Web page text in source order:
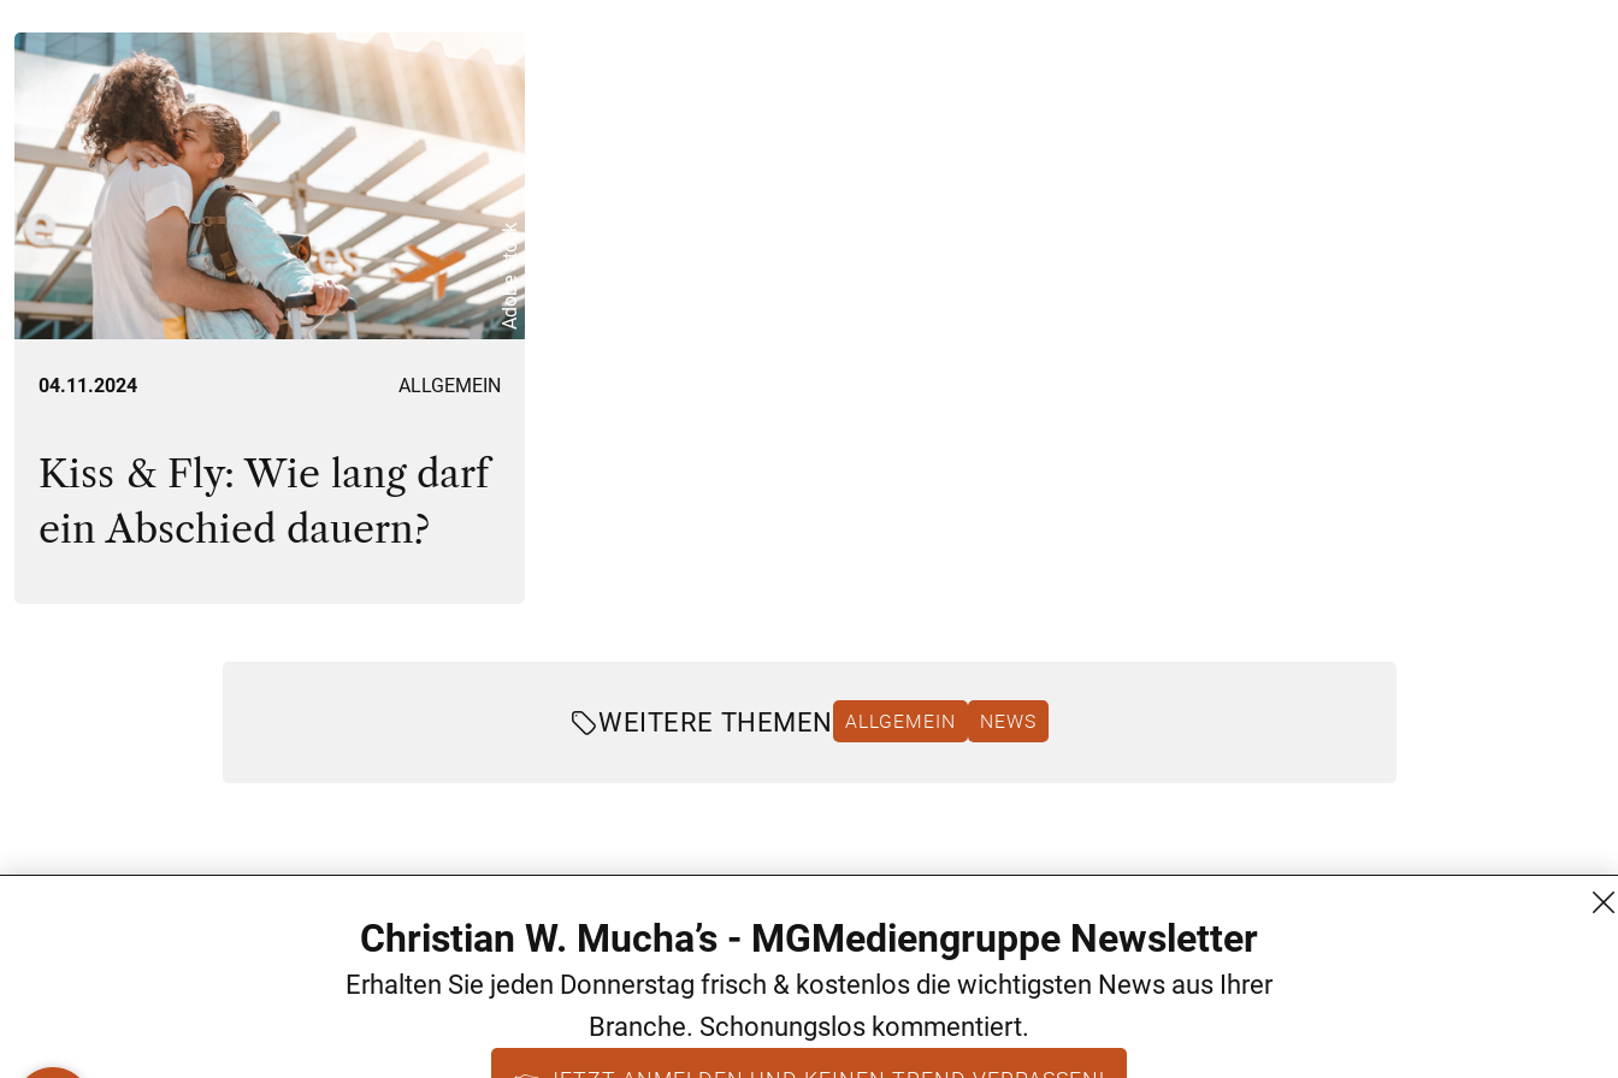
Adobe Stock
04.11.2024 ALLGEMEIN
Kiss & Fly: Wie lang darf
ein Abschied dauern?
WEITERE THEMEN ALLGEMEIN NEWS
Burgring 1/7
Christian W. Mucha’s - MGMediengruppe Newsletter
Erhalten Sie jeden Donnerstag frisch & kostenlos die wichtigsten News aus Ihrer
Branche. Schonungslos kommentiert.